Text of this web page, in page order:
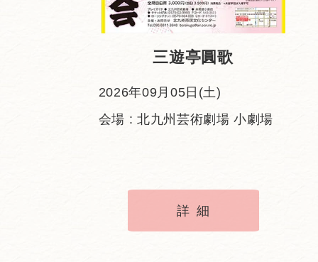
三遊亭圓歌
2026年09月05日(土)
会場 : 北九州芸術劇場 小劇場
詳細